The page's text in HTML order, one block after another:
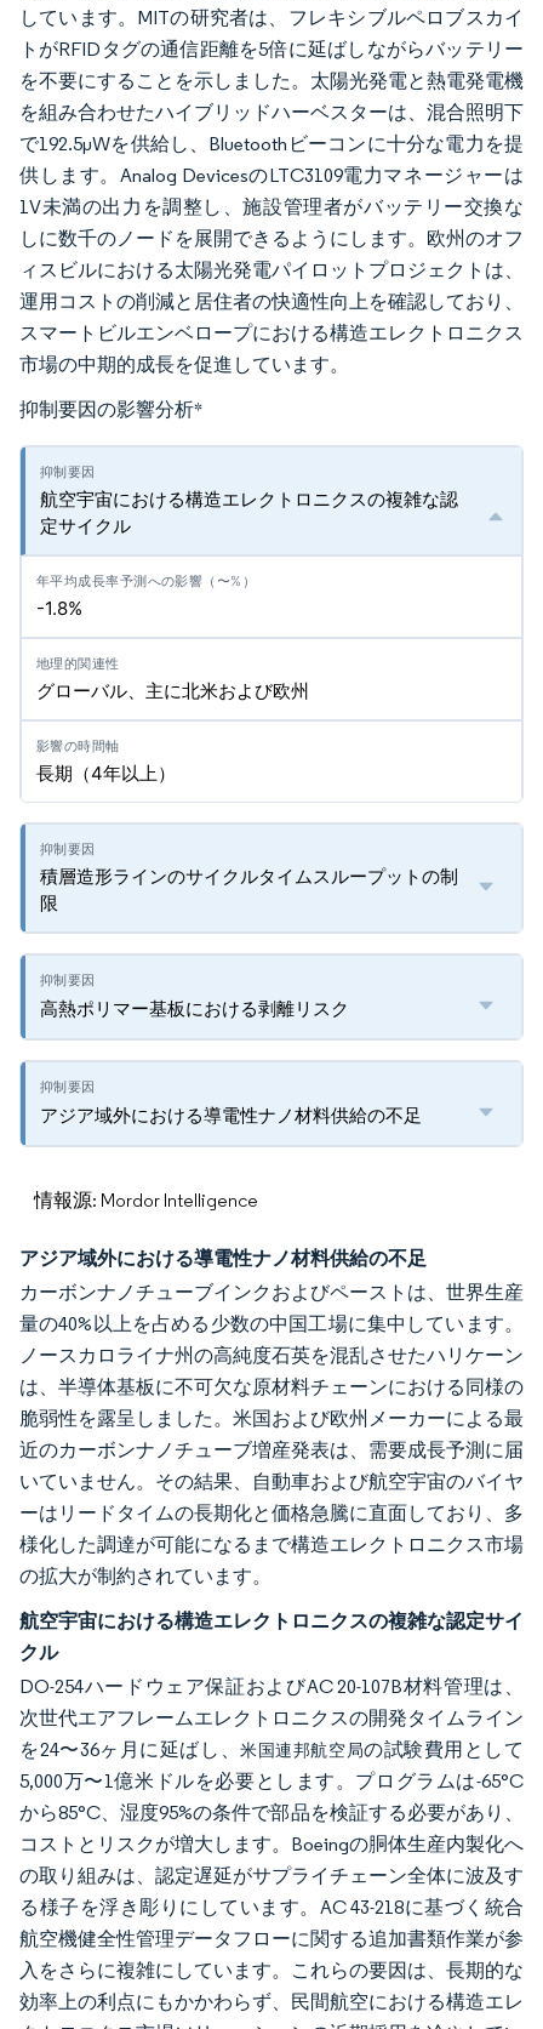
しています。MITの研究者は、フレキシブルペロブスカイ
トがRFIDタグの通信距離を5倍に延ばしながらバッテリー
を不要にすることを示しました。太陽光発電と熱電発電機
を組み合わせたハイブリッドハーベスターは、混合照明下
で192.5µWを供給し、Bluetoothビーコンに十分な電力を提
供します。Analog DevicesのLTC3109電力マネージャーは
1V未満の出力を調整し、施設管理者がバッテリー交換な
しに数千のノードを展開できるようにします。欧州のオフ
ィスビルにおける太陽光発電パイロットプロジェクトは、
運用コストの削減と居住者の快適性向上を確認しており、
スマートビルエンベロープにおける構造エレクトロニクス
市場の中期的成長を促進しています。
抑制要因の影響分析*
航空宇宙における構造エレクトロニクスの複雑な認
定サイクル
-1.8%
グローバル、主に北米および欧州
長期（4年以上）
積層造形ラインのサイクルタイムスループットの制
限
高熱ポリマー基板における剥離リスク
アジア域外における導電性ナノ材料供給の不足
情報源: Mordor Intelligence
アジア域外における導電性ナノ材料供給の不足
カーボンナノチューブインクおよびペーストは、世界生産
量の40%以上を占める少数の中国工場に集中しています。
ノースカロライナ州の高純度石英を混乱させたハリケーン
は、半導体基板に不可欠な原材料チェーンにおける同様の
脆弱性を露呈しました。米国および欧州メーカーによる最
近のカーボンナノチューブ増産発表は、需要成長予測に届
いていません。その結果、自動車および航空宇宙のバイヤ
ーはリードタイムの長期化と価格急騰に直面しており、多
様化した調達が可能になるまで構造エレクトロニクス市場
の拡大が制約されています。
航空宇宙における構造エレクトロニクスの複雑な認定サイ
クル
DO-254ハードウェア保証およびAC 20-107B材料管理は、
次世代エアフレームエレクトロニクスの開発タイムライン
を24〜36ヶ月に延ばし、米国連邦航空局の試験費用として
5,000万〜1億米ドルを必要とします。プログラムは-65°C
から85°C、湿度95%の条件で部品を検証する必要があり、
コストとリスクが増大します。Boeingの胴体生産内製化へ
の取り組みは、認定遅延がサプライチェーン全体に波及す
る様子を浮き彫りにしています。AC 43-218に基づく統合
航空機健全性管理データフローに関する追加書類作業が参
入をさらに複雑にしています。これらの要因は、長期的な
効率上の利点にもかかわらず、民間航空における構造エレ